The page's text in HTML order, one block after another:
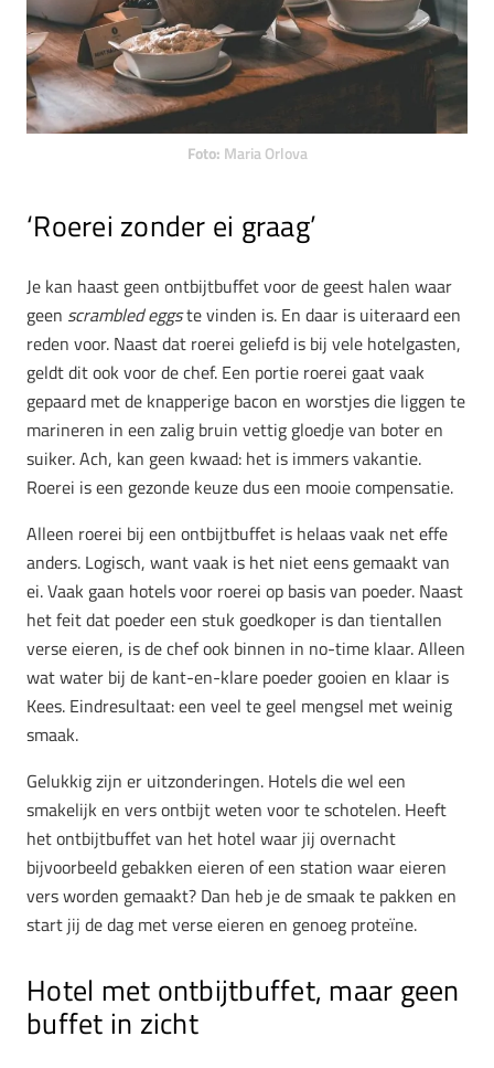
Foto: Maria Orlova
‘Roerei zonder ei graag’
Je kan haast geen ontbijtbuffet voor de geest halen waar
geen scrambled eggste vinden is. En daar is uiteraard een
reden voor. Naast dat roerei geliefd is bij vele hotelgasten,
geldt dit ook voor de chef. Een portie roerei gaat vaak
gepaard met de knapperige bacon en worstjes die liggen te
marineren in een zalig bruin vettig gloedje van boter en
suiker. Ach, kan geen kwaad: het is immers vakantie.
Roerei is een gezonde keuze dus een mooie compensatie.
Alleen roerei bij een ontbijtbuffet is helaas vaak net effe
anders. Logisch, want vaak is het niet eens gemaakt van
ei. Vaak gaan hotels voor roerei op basis van poeder. Naast
het feit dat poeder een stuk goedkoper is dan tientallen
verse eieren, is de chef ook binnen in no-time klaar. Alleen
wat water bij de kant-en-klare poeder gooien en klaar is
Kees. Eindresultaat: een veel te geel mengsel met weinig
smaak.
Gelukkig zijn er uitzonderingen. Hotels die wel een
smakelijk en vers ontbijt weten voor te schotelen. Heeft
het ontbijtbuffet van het hotel waar jij overnacht
bijvoorbeeld gebakken eieren of een station waar eieren
vers worden gemaakt? Dan heb je de smaak te pakken en
start jij de dag met verse eieren en genoeg proteïne.
Hotel met ontbijtbuffet, maar geen
buffet in zicht